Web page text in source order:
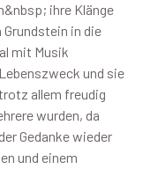
ihre Klänge
Grundstein in die
mit Musik
und sie
allem freudig
wurden, da
Gedanke wieder
und einem